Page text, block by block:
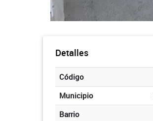
Detalles
Código
Municipio
Barrio